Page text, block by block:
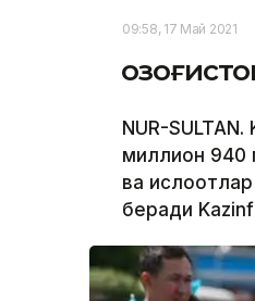
09:58, 17 Май 2021
NUR-
миллион 940
ва
беради